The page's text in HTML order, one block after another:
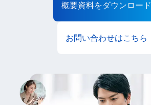
概要資料をダウンロード
お問い合わせはこちら